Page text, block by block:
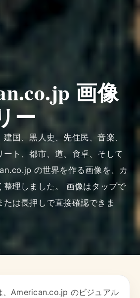
画像
ー
国、黒人史、先住民、音楽、
ート、都市、道、食卓、そして
の世界を作る画像を、カ
整理しました。 画像はタップで
は長押しで直接確認できま
、American.co.jp のビジュアル